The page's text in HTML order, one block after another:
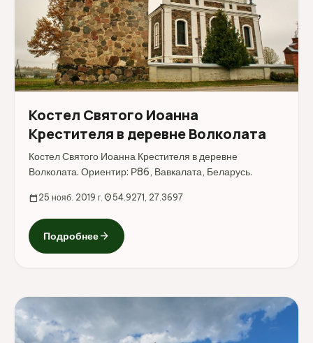
Костел Святого Иоанна
Крестителя в деревне Волколата
Костел Святого Иоанна Крестителя в деревне
Волколата. Ориентир: Р86, Вавкалата, Беларусь.
calendar_today 25 нояб. 2019 г. location_on54.9271, 27.3697
Подробнееarrow_forward